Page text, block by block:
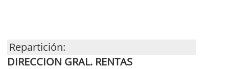
Repartición:
DIRECCION GRAL. RENTAS